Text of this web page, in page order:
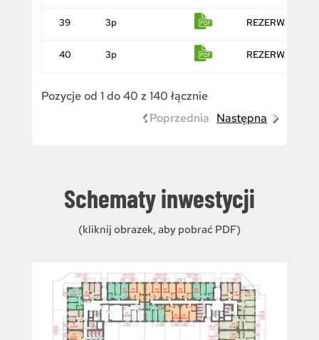
39 3p REZERWACJA
40 3p REZERWACJA
Pozycje od 1 do 40 z 140 łącznie
Poprzednia Następna
Schematy inwestycji
(kliknij obrazek, aby pobrać PDF)